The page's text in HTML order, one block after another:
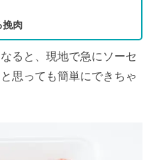
肉
ると、現地で急にソーセ
思っても簡単にできちゃ